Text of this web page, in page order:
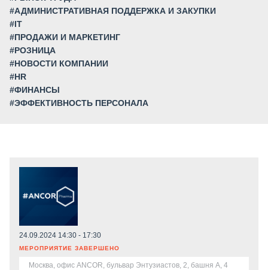
#АДМИНИСТРАТИВНАЯ ПОДДЕРЖКА И ЗАКУПКИ
#IT
#ПРОДАЖИ И МАРКЕТИНГ
#РОЗНИЦА
#НОВОСТИ КОМПАНИИ
#HR
#ФИНАНСЫ
#ЭФФЕКТИВНОСТЬ ПЕРСОНАЛА
24.09.2024 14:30 - 17:30
МЕРОПРИЯТИЕ ЗАВЕРШЕНО
Москва, офис ANCOR, бульвар Энтузиастов, 2, башня А, 4